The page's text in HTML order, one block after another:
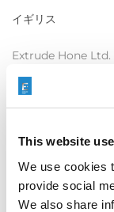
This website
We use cookies
provide social
We also share
イギリス
Extrude Hone Ltd.
1 Sovereign
Milton Keynes
England
Fax: +44(0)1908